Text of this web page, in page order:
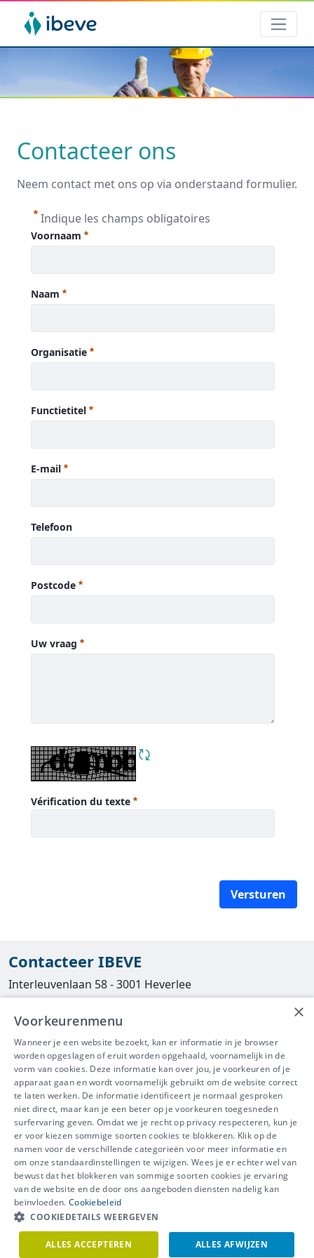
Contacteer ons
Neem contact met ons op via onderstaand formulier.
Indique les champs obligatoires
Voornaam
Naam
Organisatie
Functietitel
E-mail
Telefoon
Postcode
Uw vraag
Vérification du texte
Versturen
Contacteer IBEVE
Interleuvenlaan 58 - 3001 Heverlee
016/390490
info@ibeve.be
asbest@ibeve.be
Ondernemingsnummer: 0436 612 044
IBEVE maakt deel uit van Groep
IDEWE
Disclaimer-Privacy-Cookiebeleid
Meer vragen? Neem
meteen contact op.
×
Voorkeurenmenu
Wanneer je een website bezoekt, kan er informatie in je browser
worden opgeslagen of eruit worden opgehaald, voornamelijk in de
vorm van cookies. Deze informatie kan over jou, je voorkeuren of je
apparaat gaan en wordt voornamelijk gebruikt om de website correct
te laten werken. De informatie identificeert je normaal gesproken
niet direct, maar kan je een beter op je voorkeuren toegesneden
surfervaring geven. Omdat we je recht op privacy respecteren, kun je
er voor kiezen sommige soorten cookies te blokkeren. Klik op de
namen voor de verschillende categorieën voor meer informatie en
om onze standaardinstellingen te wijzigen. Wees je er echter wel van
bewust dat het blokkeren van sommige soorten cookies je ervaring
van de website en de door ons aangeboden diensten nadelig kan
beïnvloeden. Cookiebeleid
COOKIEDETAILS WEERGEVEN
ALLES ACCEPTEREN ALLES AFWIJZEN